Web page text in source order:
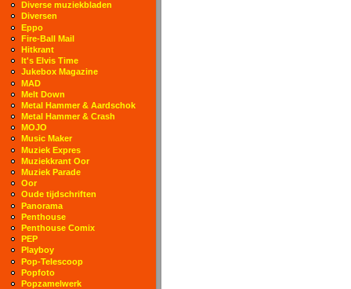
Diverse muziekbladen
Diversen
Eppo
Fire-Ball Mail
Hitkrant
It's Elvis Time
Jukebox Magazine
MAD
Melt Down
Metal Hammer & Aardschok
Metal Hammer & Crash
MOJO
Music Maker
Muziek Expres
Muziekkrant Oor
Muziek Parade
Oor
Oude tijdschriften
Panorama
Penthouse
Penthouse Comix
PEP
Playboy
Pop-Telescoop
Popfoto
Popzamelwerk